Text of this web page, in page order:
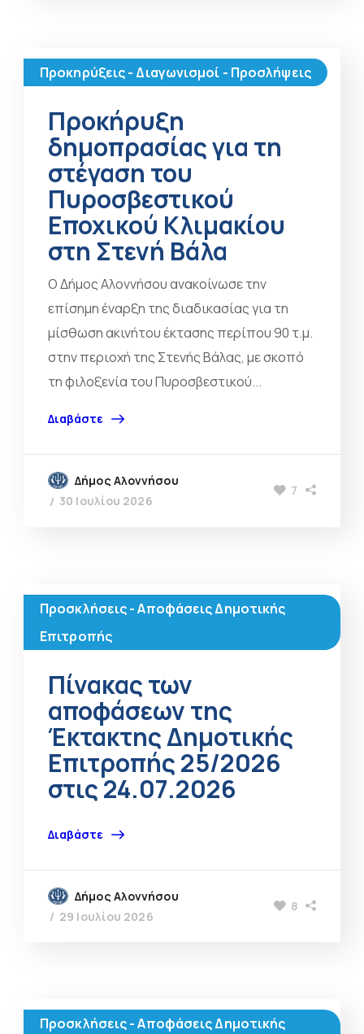
Προκηρύξεις - Διαγωνισμοί - Προσλήψεις
Προκήρυξη
δημοπρασίας για τη
στέγαση του
Πυροσβεστικού
Εποχικού Κλιμακίου
στη Στενή Βάλα
Ο Δήμος Αλοννήσου ανακοίνωσε την
επίσημη έναρξη της διαδικασίας για τη
μίσθωση ακινήτου έκτασης περίπου 90 τ.μ.
στην περιοχή της Στενής Βάλας, με σκοπό
τη φιλοξενία του Πυροσβεστικού...
Διαβάστε
Δήμος Αλοννήσου
30 Ιουλίου 2026
7
Προσκλήσεις - Αποφάσεις Δημοτικής
Επιτροπής
Πίνακας των
αποφάσεων της
Έκτακτης Δημοτικής
Επιτροπής 25/2026
στις 24.07.2026
Διαβάστε
Δήμος Αλοννήσου
29 Ιουλίου 2026
8
Προσκλήσεις - Αποφάσεις Δημοτικής